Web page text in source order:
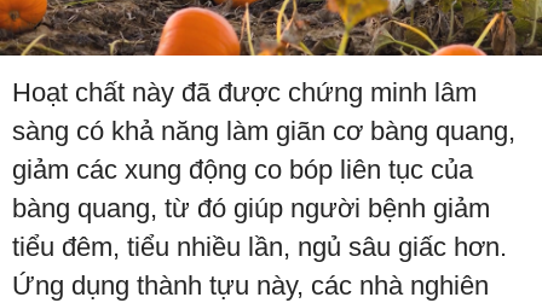
Hoạt chất này đã được chứng minh lâm
sàng có khả năng làm giãn cơ bàng quang,
giảm các xung động co bóp liên tục của
bàng quang, từ đó giúp người bệnh giảm
tiểu đêm, tiểu nhiều lần, ngủ sâu giấc hơn.
Ứng dụng thành tựu này, các nhà nghiên